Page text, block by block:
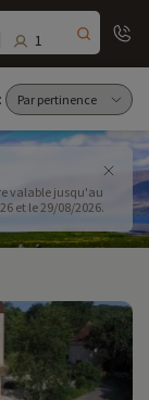
1
valable jusqu'au
et le 29/08/2026.